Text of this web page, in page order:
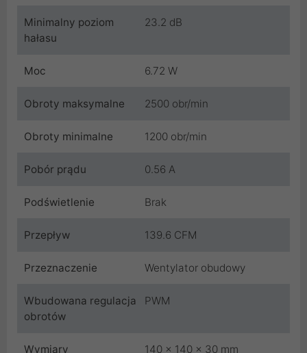
Minimalny poziom
hałasu
23.2 dB
Moc 6.72 W
Obroty maksymalne 2500 obr/min
Obroty minimalne 1200 obr/min
Pobór prądu 0.56 A
Podświetlenie Brak
Przepływ 139.6 CFM
Przeznaczenie Wentylator obudowy
Wbudowana regulacja
obrotów
PWM
Wymiary 140 x 140 x 30 mm